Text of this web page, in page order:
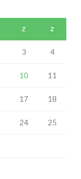
Z Z
3 4
10 11
17 18
24 25